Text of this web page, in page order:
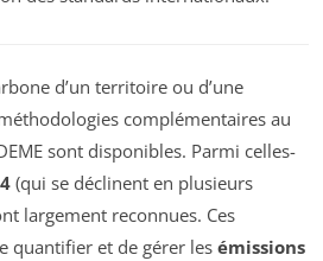
d’un territoire ou d’une
complémentaires au
sont disponibles. Parmi celles-
(qui se déclinent en plusieurs
largement reconnues. Ces
quantifier et de gérer les émissions